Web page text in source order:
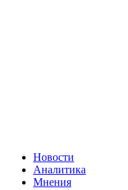
Новости
Аналитика
Мнения